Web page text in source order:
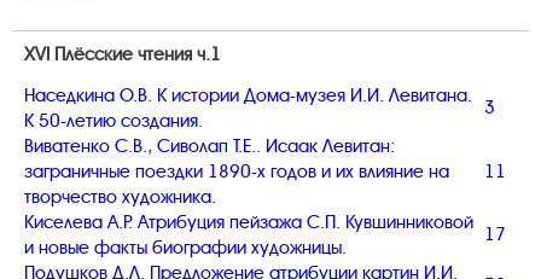
XVI Плёсские чтения ч.1
Наседкина О.В. К истории Дома-музея И.И. Левитана.
К 50-летию создания.
3
Виватенко С.В., Сиволап Т.Е.. Исаак Левитан:
заграничные поездки 1890-х годов и их влияние на
творчество художника.
11
Киселева А.Р. Атрибуция пейзажа С.П. Кувшинниковой
и новые факты биографии художницы.
17
Подушков Д.Л. Предложение атрибуции картин И.И.